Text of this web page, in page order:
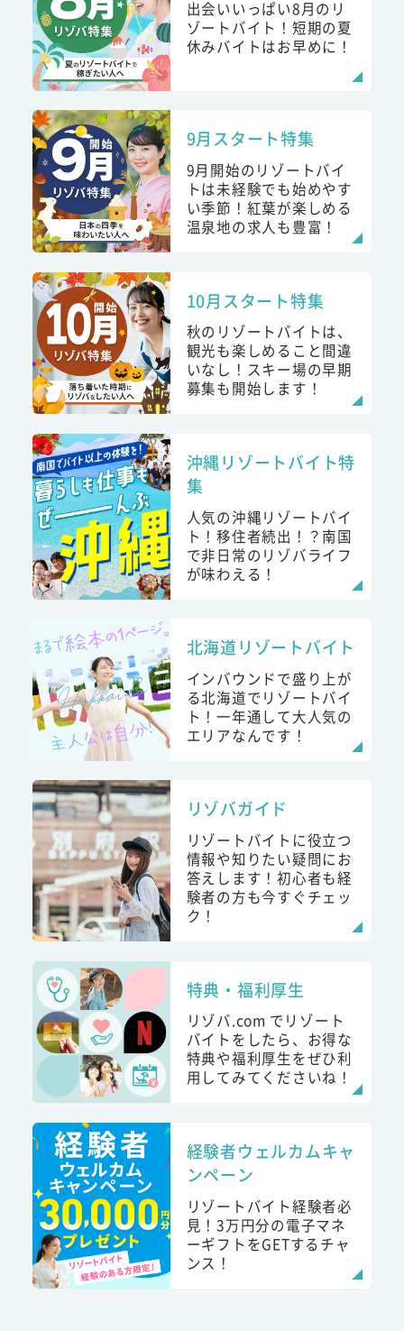
出会いいっぱい8月のリ
ゾートバイト！短期の夏
休みバイトはお早めに！
9月スタート特集
9月開始のリゾートバイ
トは未経験でも始めやす
い季節！紅葉が楽しめる
温泉地の求人も豊富！
10月スタート特集
秋のリゾートバイトは、
観光も楽しめること間違
いなし！スキー場の早期
募集も開始します！
沖縄リゾートバイト特
集
人気の沖縄リゾートバイ
ト！移住者続出！？南国
で非日常のリゾバライフ
が味わえる！
北海道リゾートバイト
インバウンドで盛り上が
る北海道でリゾートバイ
ト！一年通して大人気の
エリアなんです！
リゾバガイド
リゾートバイトに役立つ
情報や知りたい疑問にお
答えします！初心者も経
験者の方も今すぐチェッ
ク！
特典・福利厚生
リゾバ.com でリゾート
バイトをしたら、お得な
特典や福利厚生をぜひ利
用してみてくださいね！
経験者ウェルカムキャ
ンペーン
リゾートバイト経験者必
見！3万円分の電子マネ
ーギフトをGETするチャ
ンス！